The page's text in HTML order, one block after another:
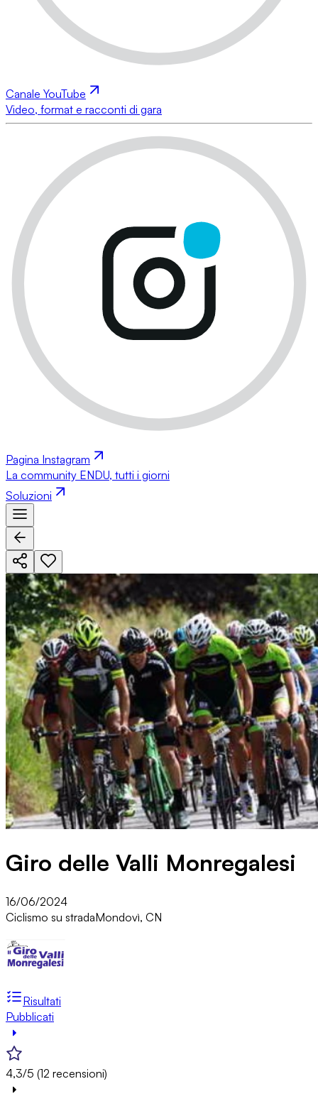
Canale YouTube
Video, format e racconti di gara
Pagina Instagram
La community ENDU, tutti i giorni
Soluzioni
Giro delle Valli Monregalesi
16/06/2024
Ciclismo su stradaMondovì, CN
Risultati
Pubblicati
4,3/5 (12 recensioni)